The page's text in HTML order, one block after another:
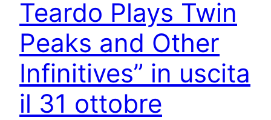
Teardo Plays Twin
Peaks and Other
Infinitives” in uscita
il 31 ottobre